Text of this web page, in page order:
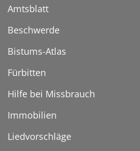
Amtsblatt
Beschwerde
Bistums-Atlas
Fürbitten
Hilfe bei Missbrauch
Immobilien
Liedvorschläge